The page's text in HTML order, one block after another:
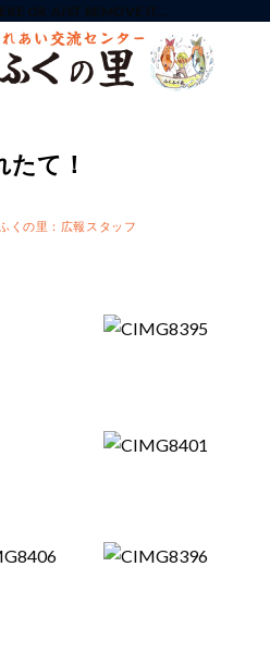
OR JUST REMOVE IT...
て！
くの里：広報スタッフ